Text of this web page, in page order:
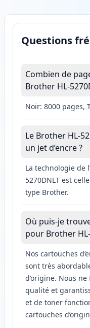
Questions
Combien de
Brother HL-
Noir: 8000 pages,
Le Brother HL-
un jet d’encre ?
La technologie de
5270DNLT est
type Brother.
Où puis-je
pour Brother
Nos cartouches
sont très
d’origine. Nous
qualité et
et de toner
cartouches